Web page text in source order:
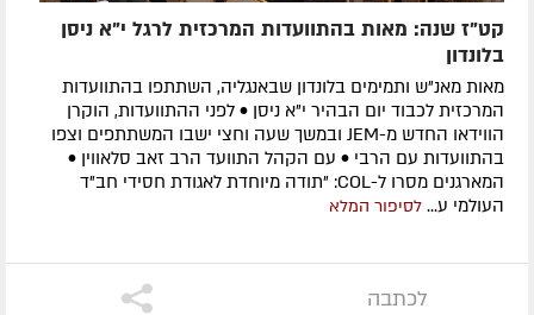
קט"ז שנה: מאות בהתוועדות המרכזית לרגל י"א ניסן
בלונדון
מאות מאנ"ש ותמימים בלונדון שבאנגליה, השתתפו בהתוועדות
המרכזית לכבוד יום הבהיר י"א ניסן • לפני ההתוועדות, הוקרן
הווידאו החדש מ-JEM ובמשך שעה וחצי ישבו המשתתפים וצפו
בהתוועדות עם הרבי • עם הקהל התוועד הרב זאב סלאווין •
המארגנים מסרו ל-COL: "תודה מיוחדת לאגודת חסידי חב"ד
העולמי ע... לסיפור המלא
לכתבה